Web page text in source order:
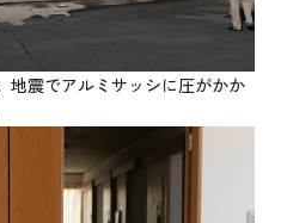
地震でアルミサッシに圧がかか